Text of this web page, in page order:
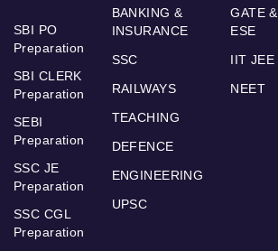
SBI PO
Preparation
SBI CLERK
Preparation
SEBI
Preparation
SSC JE
Preparation
SSC CGL
Preparation
BANKING &
INSURANCE
SSC
RAILWAYS
TEACHING
DEFENCE
ENGINEERING
UPSC
GATE &
ESE
IIT JEE
NEET